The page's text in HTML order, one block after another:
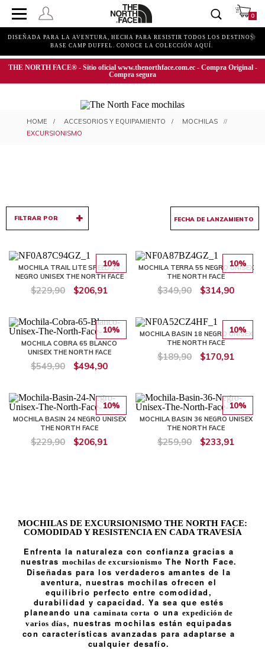
0
DISEÑADA PARA LA AVENTURA, HECHA PARA RESISTIR TODOS LOS DESTINOS.
BASE CAMP DUFFEL. CONOCE LA COLECCIÓN AQUÍ.
THE NORTH FACE® - Sitio oficial www.thenorthface.com.ec - Compra Original -
Compra segura
MOCHILAS PARA EXCURSIONISMO
ACCESORIOS Y EQUIPAMIENTO
MOCHILAS
EXCURSIONISMO
FILTRAR POR
10%
MOCHILA TRAIL LITE SPEED 20
NEGRO UNISEX THE NORTH FACE
$229,90 $206,91
10%
MOCHILA TERRA 55 NEGRO UNISEX
THE NORTH FACE
$349,90 $314,90
10%
MOCHILA COBRA 65 BLANCO
UNISEX THE NORTH FACE
$549,90 $494,90
10%
MOCHILA BASIN 18 NEGRO UNISEX
THE NORTH FACE
$189,90 $170,91
10%
MOCHILA BASIN 24 NEGRO UNISEX
THE NORTH FACE
$229,90 $206,91
10%
MOCHILA BASIN 36 NEGRO UNISEX
THE NORTH FACE
$259,90 $233,91
MOCHILAS DE EXCURSIONISMO THE NORTH FACE:
COMODIDAD Y RESISTENCIA EN CADA TRAVESÍA
Enfrenta la naturaleza con confianza gracias a
nuestrasmochilas de excursionismo The North Face.
Diseñadas para los verdaderos amantes de la
aventura, nuestras mochilas ofrecen el
equilibrio perfecto entre comodidad,
durabilidad y capacidad. Ya sea que estés
planeando unacaminata corta o una expedición de
varios días, nuestras mochilas están equipadas
con características avanzadas para adaptarse a
cualquier desafío.